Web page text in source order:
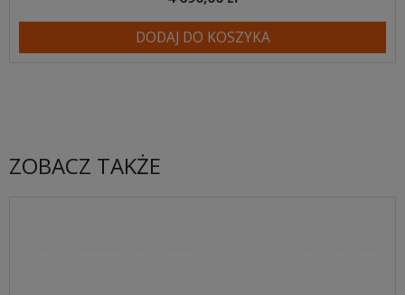
DODAJ DO KOSZYKA
ZOBACZ TAKŻE